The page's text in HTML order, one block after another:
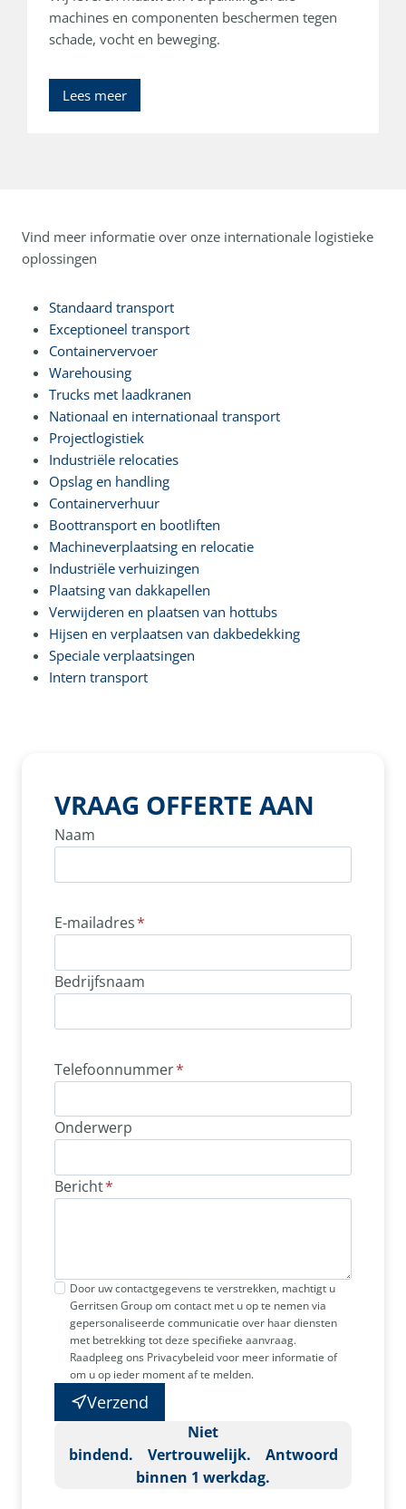
machines en componenten beschermen tegen
schade, vocht en beweging.
Lees meer
Vind meer informatie over onze internationale logistieke
oplossingen
Standaard transport
Exceptioneel transport
Containervervoer
Warehousing
Trucks met laadkranen
Nationaal en internationaal transport
Projectlogistiek
Industriële relocaties
Opslag en handling
Containerverhuur
Boottransport en bootliften
Machineverplaatsing en relocatie
Industriële verhuizingen
Plaatsing van dakkapellen
Verwijderen en plaatsen van hottubs
Hijsen en verplaatsen van dakbedekking
Speciale verplaatsingen
Intern transport
VRAAG OFFERTE AAN
Naam
E-mailadres*
Bedrijfsnaam
Telefoonnummer*
Onderwerp
Bericht*
Door uw contactgegevens te verstrekken, machtigt u
Gerritsen Group om contact met u op te nemen via
gepersonaliseerde communicatie over haar diensten
met betrekking tot deze specifieke aanvraag.
Raadpleeg ons Privacybeleid voor meer informatie of
om u op ieder moment af te melden.
Verzend
Niet
bindend. Vertrouwelijk. Antwoord
binnen 1 werkdag.